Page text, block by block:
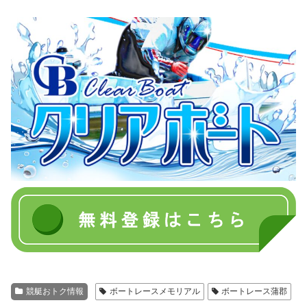
競艇おトク情報 ボートレースメモリアル ボートレース蒲郡